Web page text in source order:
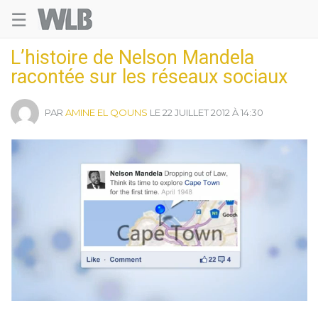
☰
L’histoire de Nelson Mandela
racontée sur les réseaux sociaux
PAR AMINE EL QOUNS LE 22 JUILLET 2012 À 14:30